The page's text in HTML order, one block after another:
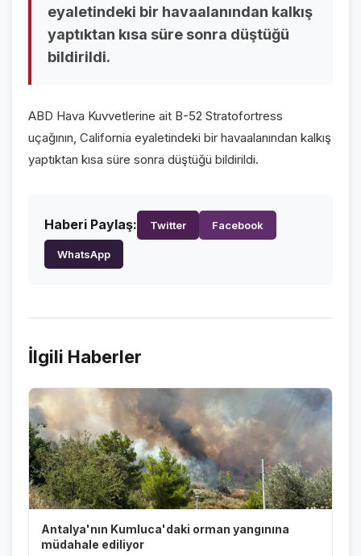
VİDEO GALERİ
FOTO GALERİ
KURUMSAL
HAKKIMIZDA
KÜNYE
eyaletindeki bir havaalanından kalkış
yaptıktan kısa süre sonra düştüğü
bildirildi.
ABD Hava Kuvvetlerine ait B-52 Stratofortress
uçağının, California eyaletindeki bir havaalanından kalkış
yaptıktan kısa süre sonra düştüğü bildirildi.
Haberi Paylaş: Twitter Facebook
WhatsApp
İlgili Haberler
Antalya'nın Kumluca'daki orman yangınına
müdahale ediliyor